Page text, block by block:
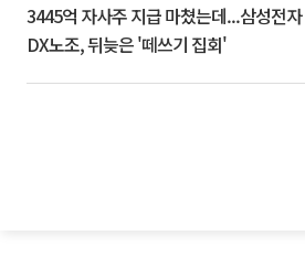
3445억 자사주 지급 마쳤는데...삼성전자
DX노조, 뒤늦은 '떼쓰기 집회'